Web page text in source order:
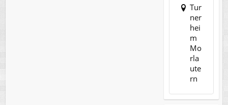
Tur
ner
hei
m
Mo
rla
ute
rn